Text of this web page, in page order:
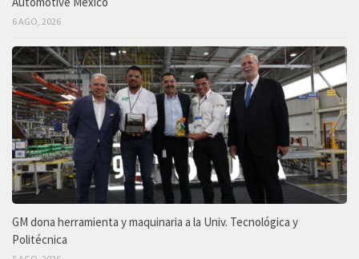
6 AGO, 2026
GM dona herramienta y maquinaria a la Univ. Tecnológica y
Politécnica